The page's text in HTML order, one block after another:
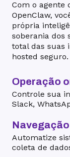
Com o agente
OpenClaw,
própria
soberania dos
total das suas
hosted seguro.
Operação
Controle sua
Slack,
Automatize
coleta de